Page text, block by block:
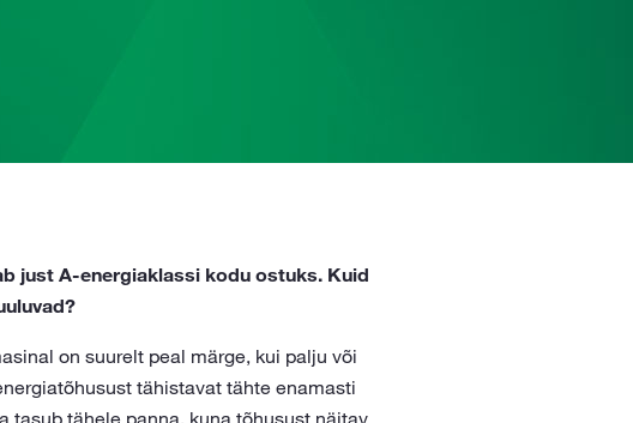
just A-energiaklassi kodu ostuks. Kuid
on suurelt peal märge, kui palju või
tähistavat tähte enamasti
tasub tähele panna, kuna tõhusust näitav